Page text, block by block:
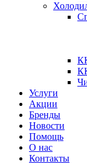
Услуги
Акции
Бренды
Новости
Помощь
О нас
Контакты